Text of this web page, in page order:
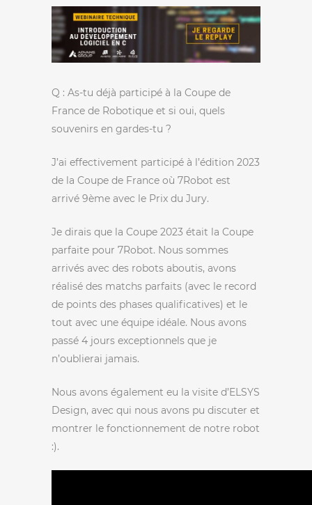
Q : As-tu déjà participé à la Coupe de
France de Robotique et si oui, quels
souvenirs en gardes-tu ?
J’ai effectivement participé à l’édition 2023
de la Coupe de France où 7Robot est
arrivé 9ème avec le Prix du Jury.
Je dirais que la Coupe 2023 était la Coupe
parfaite pour 7Robot. Nous sommes
arrivés avec des robots aboutis, avons
réalisé des matchs parfaits (avec le record
de points des phases qualificatives) et le
tout avec une équipe idéale. Nous avons
passé 4 jours exceptionnels que je
n’oublierai jamais.
Nous avons également eu la visite d’ELSYS
Design, avec qui nous avons pu discuter et
montrer le fonctionnement de notre robot
:).